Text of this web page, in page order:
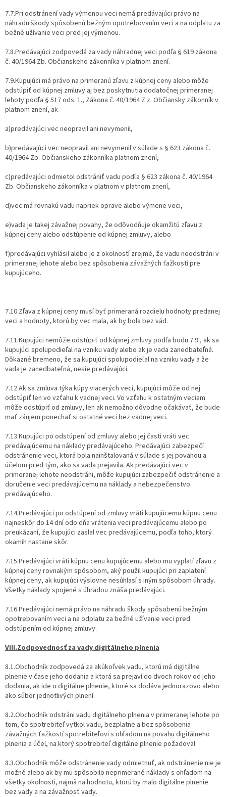
7.7.Pri odstránení vady výmenou veci nemá predávajúci právo na
náhradu škody spôsobenú bežným opotrebovaním veci a na odplatu za
bežné užívanie veci pred jej výmenou.
7.8.Predávajúci zodpovedá za vady náhradnej veci podľa § 619 zákona
č. 40/1964 Zb. Občianskeho zákonníka v platnom znení.
7.9.Kupujúci má právo na primeranú zľavu z kúpnej ceny alebo môže
odstúpiť od kúpnej zmluvy aj bez poskytnutia dodatočnej primeranej
lehoty podľa § 517 ods. 1., Zákona č. 40/1964 Z.z. Občiansky zákonník v
platnom znení, ak
a)predávajúci vec neopravil ani nevymenil,
b)predávajúci vec neopravil ani nevymenil v súlade s § 623 zákona č.
40/1964 Zb. Občianskeho zákonníka platnom znení,
c)predávajúci odmietol odstrániť vadu podľa § 623 zákona č. 40/1964
Zb. Občianskeho zákonníka v platnom v platnom znení,
d)vec má rovnakú vadu napriek oprave alebo výmene veci,
e)vada je takej závažnej povahy, že odôvodňuje okamžitú zľavu z
kúpnej ceny alebo odstúpenie od kúpnej zmluvy, alebo
f)predávajúci vyhlásil alebo je z okolností zrejmé, že vadu neodstráni v
primeranej lehote alebo bez spôsobenia závažných ťažkostí pre
kupujúceho.
7.10.Zľava z kúpnej ceny musí byť primeraná rozdielu hodnoty predanej
veci a hodnoty, ktorú by vec mala, ak by bola bez vád.
7.11.Kupujúci nemôže odstúpiť od kúpnej zmluvy podľa bodu 7.9., ak sa
kupujúci spolupodieľal na vzniku vady alebo ak je vada zanedbateľná.
Dôkazné bremeno, že sa kupujúci spolupodieľal na vzniku vady a že
vada je zanedbateľná, nesie predávajúci.
7.12.Ak sa zmluva týka kúpy viacerých vecí, kupujúci môže od nej
odstúpiť len vo vzťahu k vadnej veci. Vo vzťahu k ostatným veciam
môže odstúpiť od zmluvy, len ak nemožno dôvodne očakávať, že bude
mať záujem ponechať si ostatné veci bez vadnej veci.
7.13.Kupujúci po odstúpení od zmluvy alebo jej časti vráti vec
predávajúcemu na náklady predávajúceho. Predávajúci zabezpečí
odstránenie veci, ktorá bola nainštalovaná v súlade s jej povahou a
účelom pred tým, ako sa vada prejavila. Ak predávajúci vec v
primeranej lehote neodstráni, môže kupujúci zabezpečiť odstránenie a
doručenie veci predávajúcemu na náklady a nebezpečenstvo
predávajúceho.
7.14.Predávajúci po odstúpení od zmluvy vráti kupujúcemu kúpnu cenu
najneskôr do 14 dní odo dňa vrátenia veci predávajúcemu alebo po
preukázaní, že kupujúci zaslal vec predávajúcemu, podľa toho, ktorý
okamih nastane skôr.
7.15.Predávajúci vráti kúpnu cenu kupujúcemu alebo mu vyplatí zľavu z
kúpnej ceny rovnakým spôsobom, aký použil kupujúci pri zaplatení
kúpnej ceny, ak kupujúci výslovne nesúhlasí s iným spôsobom úhrady.
Všetky náklady spojené s úhradou znáša predávajúci.
7.16.Predávajúci nemá právo na náhradu škody spôsobenú bežným
opotrebovaním veci a na odplatu za bežné užívanie veci pred
odstúpením od kúpnej zmluvy.
VIII.Zodpovednosť za vady digitálneho plnenia
8.1.Obchodník zodpovedá za akúkoľvek vadu, ktorú má digitálne
plnenie v čase jeho dodania a ktorá sa prejaví do dvoch rokov od jeho
dodania, ak ide o digitálne plnenie, ktoré sa dodáva jednorazovo alebo
ako súbor jednotlivých plnení.
8.2.Obchodník odstráni vadu digitálneho plnenia v primeranej lehote po
tom, čo spotrebiteľ vytkol vadu, bezplatne a bez spôsobenia
závažných ťažkostí spotrebiteľovi s ohľadom na povahu digitálneho
plnenia a účel, na ktorý spotrebiteľ digitálne plnenie požadoval.
8.3.Obchodník môže odstránenie vady odmietnuť, ak odstránenie nie je
možné alebo ak by mu spôsobilo neprimerané náklady s ohľadom na
všetky okolnosti, najmä na hodnotu, ktorú by malo digitálne plnenie
bez vady a na závažnosť vady.